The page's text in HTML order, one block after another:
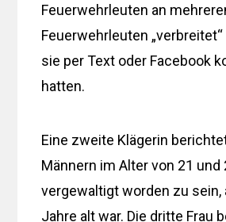
Feuerwehrleuten an
Feuerwehrleuten
sie per Text oder Facebook
hatten.
Eine zweite Klägerin
Männern im Alter von 21 und
vergewaltigt worden zu sein,
Jahre alt war. Die dritte Frau